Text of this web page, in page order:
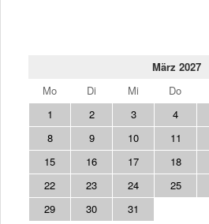
März 2027
Mo
Di Mi Do
1
2 3 4
8
9 10 11
15
16 17 18
22
23 24 25
29
30 31